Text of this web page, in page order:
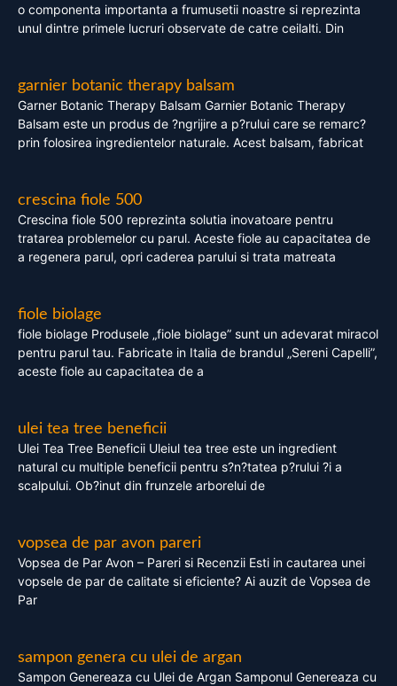
o componenta importanta a frumusetii noastre si reprezinta
unul dintre primele lucruri observate de catre ceilalti. Din
garnier botanic therapy balsam
Garner Botanic Therapy Balsam Garnier Botanic Therapy
Balsam este un produs de ?ngrijire a p?rului care se remarc?
prin folosirea ingredientelor naturale. Acest balsam, fabricat
crescina fiole 500
Crescina fiole 500 reprezinta solutia inovatoare pentru
tratarea problemelor cu parul. Aceste fiole au capacitatea de
a regenera parul, opri caderea parului si trata matreata
fiole biolage
fiole biolage Produsele „fiole biolage” sunt un adevarat miracol
pentru parul tau. Fabricate in Italia de brandul „Sereni Capelli”,
aceste fiole au capacitatea de a
ulei tea tree beneficii
Ulei Tea Tree Beneficii Uleiul tea tree este un ingredient
natural cu multiple beneficii pentru s?n?tatea p?rului ?i a
scalpului. Ob?inut din frunzele arborelui de
vopsea de par avon pareri
Vopsea de Par Avon – Pareri si Recenzii Esti in cautarea unei
vopsele de par de calitate si eficiente? Ai auzit de Vopsea de
Par
sampon genera cu ulei de argan
Sampon Genereaza cu Ulei de Argan Samponul Genereaza cu